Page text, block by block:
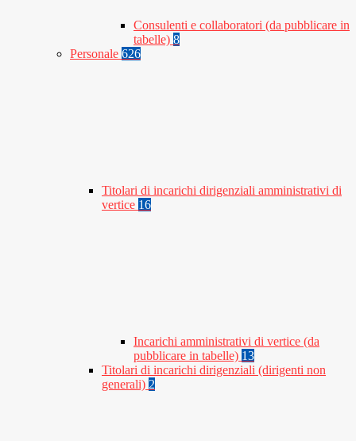
Consulenti e collaboratori (da pubblicare in
tabelle) 8
Personale 626
Titolari di incarichi dirigenziali amministrativi di
vertice 16
Incarichi amministrativi di vertice (da
pubblicare in tabelle) 13
Titolari di incarichi dirigenziali (dirigenti non
generali) 2